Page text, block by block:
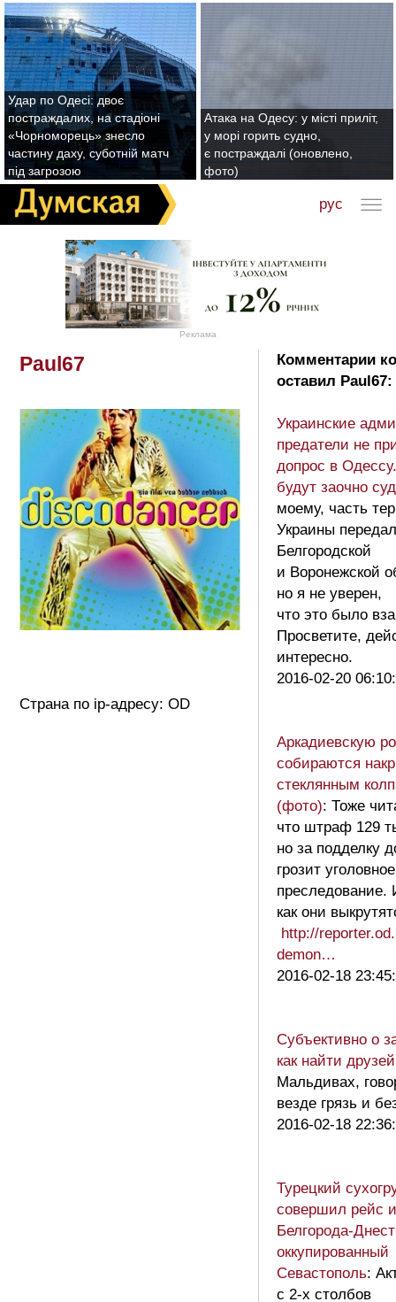
Удар по Одесі: двоє
постраждалих, на стадіоні
«Чорноморець» знесло
частину даху, суботній матч
під загрозою
Атака на Одесу: у місті приліт,
у морі горить судно,
є постраждалі (оновлено,
фото)
рус
Реклама
Paul67
Страна по ip-адресу: OD
Комментарии
оставил Paul67:
Украинские
предатели не
допрос в
будут заочно
моему, часть
Украины
Белгородской
и Воронежской
но я не уверен,
что это было
Просветите,
интересно.
2016-02-20
Аркадиевскую
собираются
стеклянным
(фото): Тоже
что штраф 129
но за подделку
грозит уголовное
преследование.
как они
http://
demon…
2016-02-18
Субъективно о
как найти
Мальдивах,
везде грязь и
2016-02-18
Турецкий
совершил рейс
Белгорода-
оккупированный
Севастополь:
с 2-х столбов